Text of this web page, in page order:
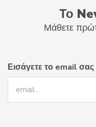
Το
Μάθετε
Εισάγετε το email